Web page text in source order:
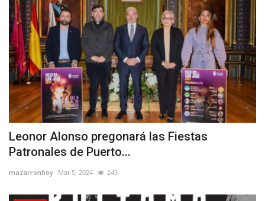
Leonor Alonso pregonará las Fiestas
Patronales de Puerto...
mazarronhoy Mar 5, 2024 243